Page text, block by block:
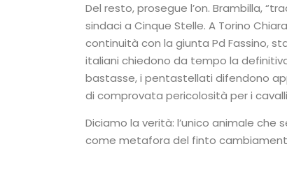
Del resto, prosegue l’on. Brambilla,
sindaci a Cinque Stelle. A Torino
continuità con la giunta Pd Fassino,
italiani chiedono da tempo la
bastasse, i pentastellati difendono
di comprovata pericolosità per i
Diciamo la verità: l’unico animale
come metafora del finto